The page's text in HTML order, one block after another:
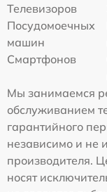
Телевизоров
Посудомоечных
машин
Смартфонов
Мы занимаемся
обслуживанием
гарантийного
независимо и не
производителя.
носят